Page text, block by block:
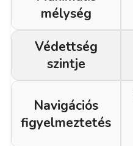
mélység
Védettség
szintje
Navigációs
figyelmeztetés